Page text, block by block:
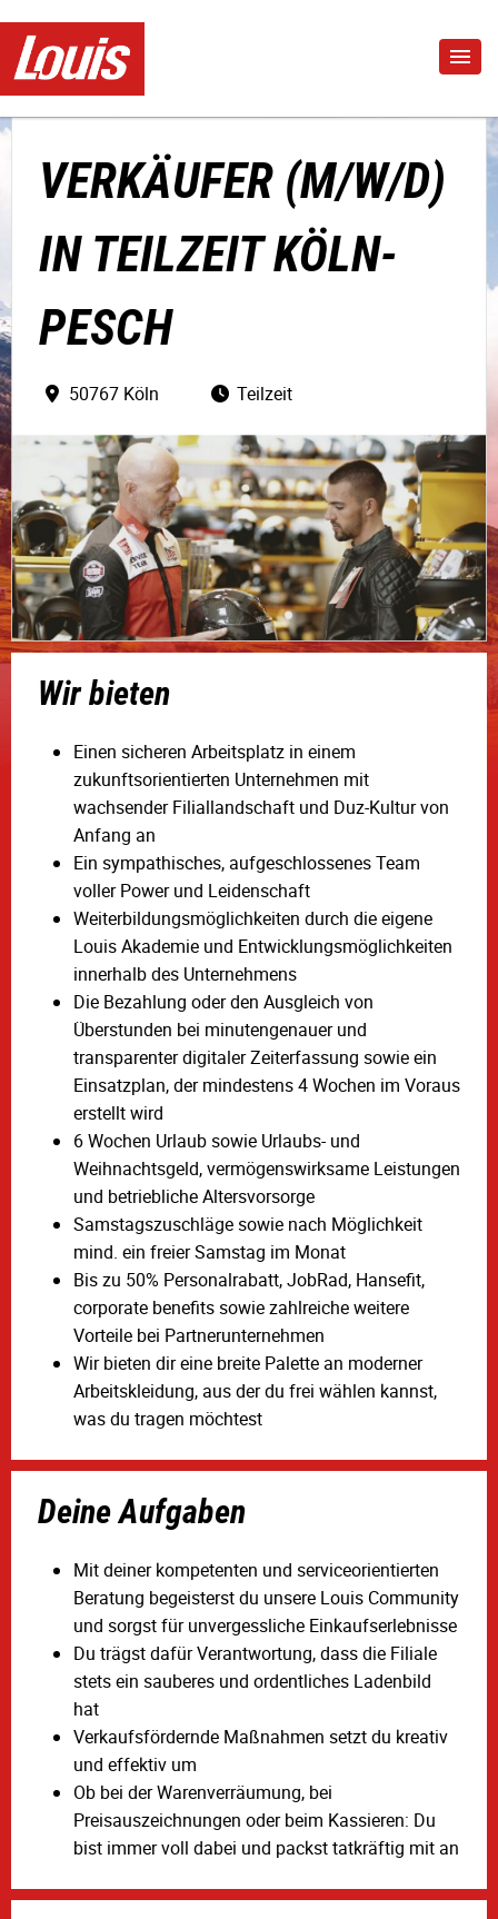
VERKÄUFER (M/W/D)
IN TEILZEIT KÖLN-
PESCH
50767 Köln Teilzeit
Wir bieten
Einen sicheren Arbeitsplatz in einem
zukunftsorientierten Unternehmen mit
wachsender Filiallandschaft und Duz-Kultur von
Anfang an
Ein sympathisches, aufgeschlossenes Team
voller Power und Leidenschaft
Weiterbildungsmöglichkeiten durch die eigene
Louis Akademie und Entwicklungsmöglichkeiten
innerhalb des Unternehmens
Die Bezahlung oder den Ausgleich von
Überstunden bei minutengenauer und
transparenter digitaler Zeiterfassung sowie ein
Einsatzplan, der mindestens 4 Wochen im Voraus
erstellt wird
6 Wochen Urlaub sowie Urlaubs- und
Weihnachtsgeld, vermögenswirksame Leistungen
und betriebliche Altersvorsorge
Samstagszuschläge sowie nach Möglichkeit
mind. ein freier Samstag im Monat
Bis zu 50% Personalrabatt, JobRad, Hansefit,
corporate benefits sowie zahlreiche weitere
Vorteile bei Partnerunternehmen
Wir bieten dir eine breite Palette an moderner
Arbeitskleidung, aus der du frei wählen kannst,
was du tragen möchtest
Deine Aufgaben
Mit deiner kompetenten und serviceorientierten
Beratung begeisterst du unsere Louis Community
und sorgst für unvergessliche Einkaufserlebnisse
Du trägst dafür Verantwortung, dass die Filiale
stets ein sauberes und ordentliches Ladenbild
hat
Verkaufsfördernde Maßnahmen setzt du kreativ
und effektiv um
Ob bei der Warenverräumung, bei
Preisauszeichnungen oder beim Kassieren: Du
bist immer voll dabei und packst tatkräftig mit an